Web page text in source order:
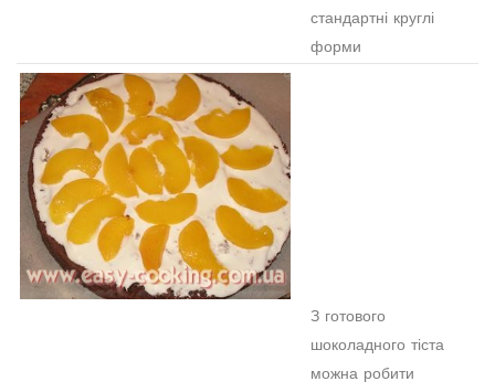
стандартні круглі
форми
З готового
шоколадного тіста
можна робити